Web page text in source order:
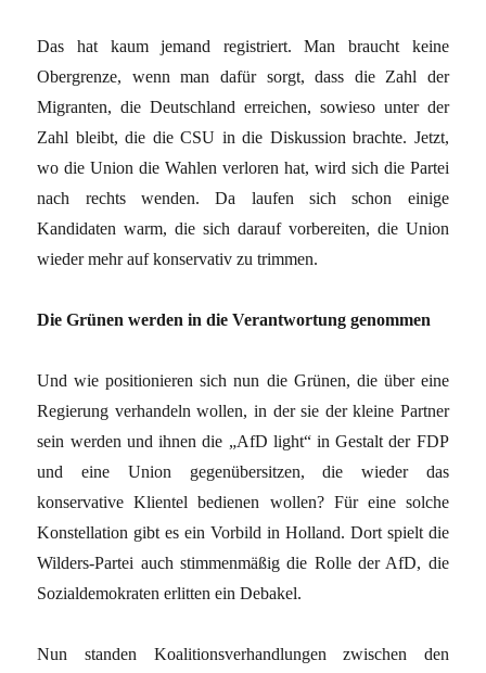
Das hat kaum jemand registriert. Man braucht keine
Obergrenze, wenn man dafür sorgt, dass die Zahl der
Migranten, die Deutschland erreichen, sowieso unter der
Zahl bleibt, die die CSU in die Diskussion brachte. Jetzt,
wo die Union die Wahlen verloren hat, wird sich die Partei
nach rechts wenden. Da laufen sich schon einige
Kandidaten warm, die sich darauf vorbereiten, die Union
wieder mehr auf konservativ zu trimmen.
Die Grünen werden in die Verantwortung genommen
Und wie positionieren sich nun die Grünen, die über eine
Regierung verhandeln wollen, in der sie der kleine Partner
sein werden und ihnen die „AfD light“ in Gestalt der FDP
und eine Union gegenübersitzen, die wieder das
konservative Klientel bedienen wollen? Für eine solche
Konstellation gibt es ein Vorbild in Holland. Dort spielt die
Wilders-Partei auch stimmenmäßig die Rolle der AfD, die
Sozialdemokraten erlitten ein Debakel.
Nun standen Koalitionsverhandlungen zwischen den